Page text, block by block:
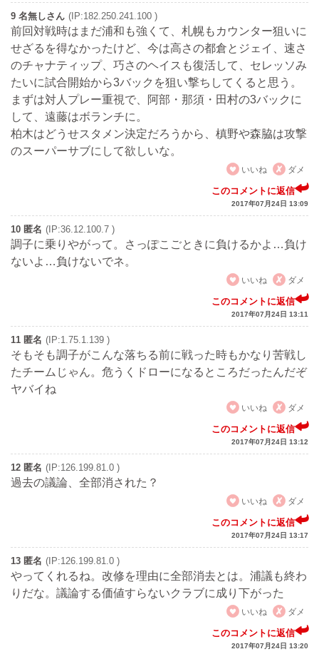
9 名無しさん (IP:182.250.241.100 )
前回対戦時はまだ浦和も強くて、札幌もカウンター狙いに
せざるを得なかったけど、今は高さの都倉とジェイ、速さ
のチャナティップ、巧さのヘイスも復活して、セレッソみ
たいに試合開始から3バックを狙い撃ちしてくると思う。
まずは対人プレー重視で、阿部・那須・田村の3バックに
して、遠藤はボランチに。
柏木はどうせスタメン決定だろうから、槙野や森脇は攻撃
のスーパーサブにして欲しいな。
いいね
ダメ
このコメントに返信
2017年07月24日 13:09
10 匿名 (IP:36.12.100.7 )
調子に乗りやがって。さっぽこごときに負けるかよ…負け
ないよ…負けないでネ。
いいね
ダメ
このコメントに返信
2017年07月24日 13:11
11 匿名 (IP:1.75.1.139 )
そもそも調子がこんな落ちる前に戦った時もかなり苦戦し
たチームじゃん。危うくドローになるところだったんだぞ
ヤバイね
いいね
ダメ
このコメントに返信
2017年07月24日 13:12
12 匿名 (IP:126.199.81.0 )
過去の議論、全部消された？
いいね
ダメ
このコメントに返信
2017年07月24日 13:17
13 匿名 (IP:126.199.81.0 )
やってくれるね。改修を理由に全部消去とは。浦議も終わ
りだな。議論する価値すらないクラブに成り下がった
いいね
ダメ
このコメントに返信
2017年07月24日 13:20